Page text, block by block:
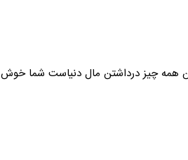
همه چیز درداشتن مال دنیاست شما خوش